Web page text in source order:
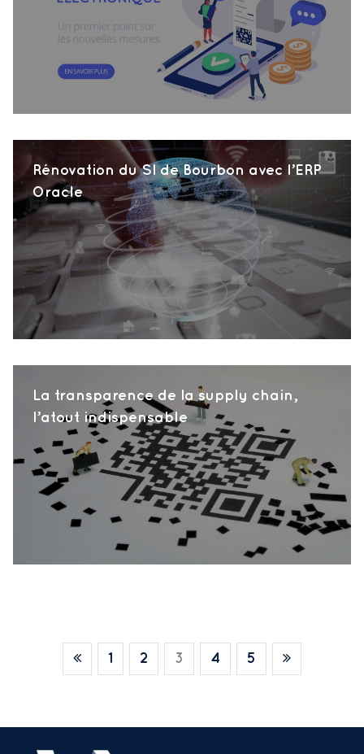
Rénovation du SI de Bourbon avec l’ERP
Oracle
La transparence de la supply chain,
l’atout indispensable
1 2 3 4 5